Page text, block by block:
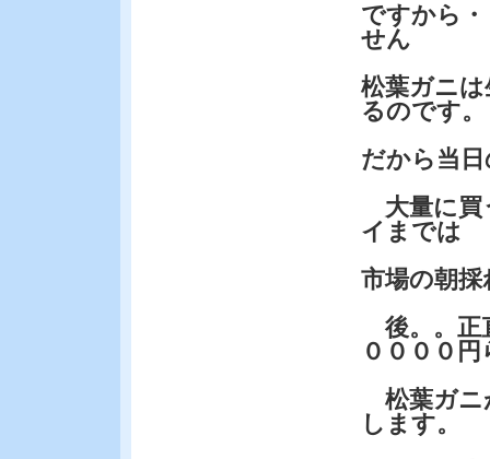
ですから
せん
松葉ガニ
るのです。
だから当
大量に買
イまでは
市場の朝
後。。正
００００
松葉ガニ
します。